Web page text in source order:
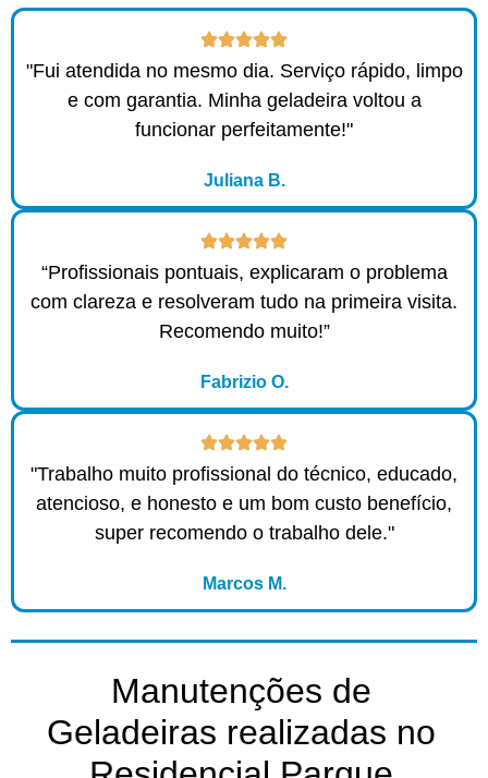
"Fui atendida no mesmo dia. Serviço rápido, limpo
e com garantia. Minha geladeira voltou a
funcionar perfeitamente!"
Juliana B.
“Profissionais pontuais, explicaram o problema
com clareza e resolveram tudo na primeira visita.
Recomendo muito!”
Fabrizio O.
"Trabalho muito profissional do técnico, educado,
atencioso, e honesto e um bom custo benefício,
super recomendo o trabalho dele."
Marcos M.
Manutenções de
Geladeiras realizadas no